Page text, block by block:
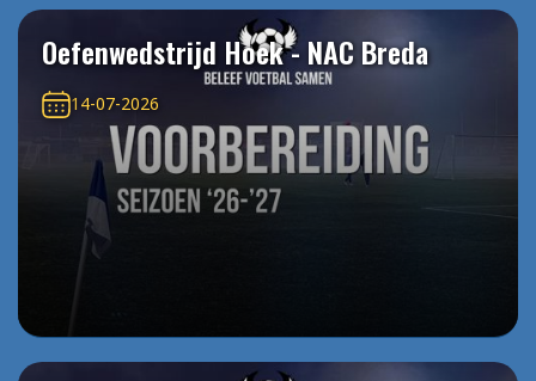
Oefenwedstrijd Hoek - NAC Breda
14-07-2026